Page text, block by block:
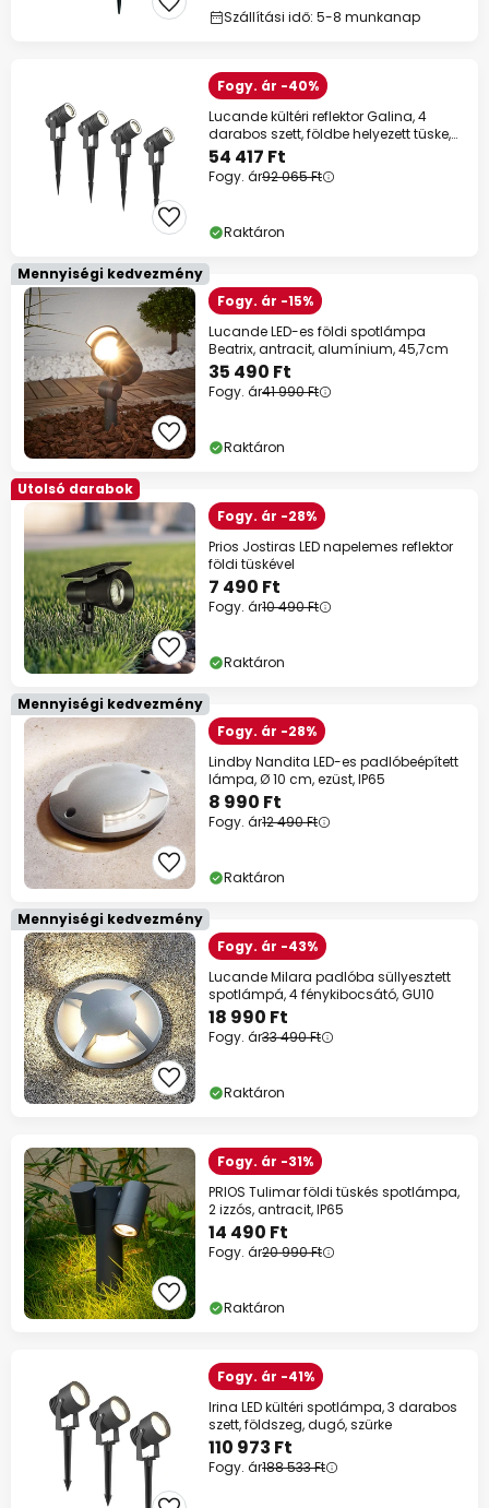
Szállítási idő: 5-8 munkanap
Fogy. ár -40%
Lucande kültéri reflektor Galina, 4
darabos szett, földbe helyezett tüske,
dugó
54 417 Ft
Fogy. ár92 065 Ft
Raktáron
Mennyiségi kedvezmény
Fogy. ár -15%
Lucande LED-es földi spotlámpa
Beatrix, antracit, alumínium, 45,7cm
35 490 Ft
Fogy. ár41 990 Ft
Raktáron
Utolsó darabok
Fogy. ár -28%
Prios Jostiras LED napelemes reflektor
földi tüskével
7 490 Ft
Fogy. ár10 490 Ft
Raktáron
Mennyiségi kedvezmény
Fogy. ár -28%
Lindby Nandita LED-es padlóbeépített
lámpa, Ø 10 cm, ezüst, IP65
8 990 Ft
Fogy. ár12 490 Ft
Raktáron
Mennyiségi kedvezmény
Fogy. ár -43%
Lucande Milara padlóba süllyesztett
spotlámpá, 4 fénykibocsátó, GU10
18 990 Ft
Fogy. ár33 490 Ft
Raktáron
Fogy. ár -31%
PRIOS Tulimar földi tüskés spotlámpa,
2 izzós, antracit, IP65
14 490 Ft
Fogy. ár20 990 Ft
Raktáron
Fogy. ár -41%
Irina LED kültéri spotlámpa, 3 darabos
szett, földszeg, dugó, szürke
110 973 Ft
Fogy. ár188 533 Ft